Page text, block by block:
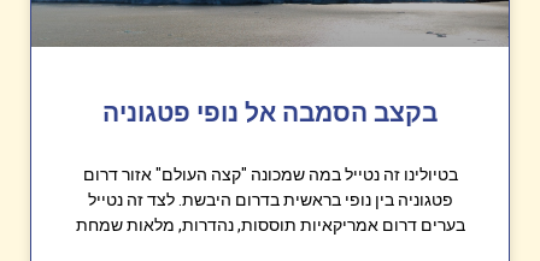
בקצב הסמבה אל נופי פטגוניה
בטיולינו זה נטייל במה שמכונה "קצה העולם" אזור דרום
פטגוניה בין נופי בראשית בדרום היבשת. לצד זה נטייל
בערים דרום אמריקאיות תוססות, נהדרות, מלאות שמחת